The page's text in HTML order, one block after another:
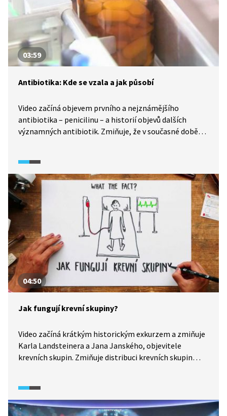
03:59
Antibiotika: Kde se vzala a jak působí
Video začíná objevem prvního a nejznámějšího
antibiotika – penicilinu – a historií objevů dalších
významných antibiotik. Zmiňuje, že v současné době
antibiotik s časem; dle odborníků se může jednat
o závažnější problém než současná globální
klimatická změna. V současné době zemře jen v EU
na neléčitelná bakteriální onemocnění a přidružené
komplikace až půl milionu lidí ročně. Ve videu se dále
dozvíme, jak antibiotika působí a proč jsou účinná proti
bakteriím, ale nikoli proti virům.
04:50
Jak fungují krevní skupiny?
Video začíná krátkým historickým exkurzem a zmiňuje
Karla Landsteinera a Jana Janského, objevitele
krevních skupin. Zmiňuje distribuci krevních skupin
principu krevní skupiny fungují.